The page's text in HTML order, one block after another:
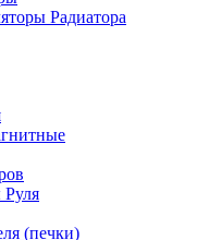
Радиатора
(печки)